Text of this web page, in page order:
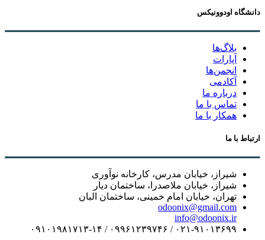
دانشگاه اودوونیکس
بلاگ‌ها
آپارات
انجمن‌ها
آکادمی
درباره ما
تماس با ما
همکار با ما
ارتباط با ما
شیراز، خیابان مدرس، کارخانه نوآوری
شیراز، خیابان ملاصدرا، ساختمان دیار
تهران، خیابان امام خمینی، ساختمان البان
odoonix@gmail.com
info@odoonix.ir
۰۲۱-۹۱۰۱۳۶۹۹ / ۰۹۹۶۱۲۳۹۷۴۶ / ۰۹۱۰۱۹۸۱۷۱۳-۱۴